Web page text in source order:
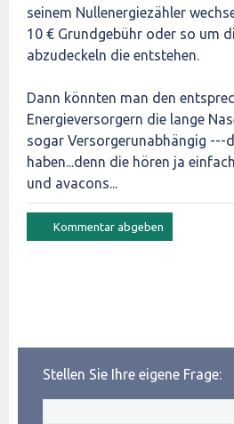
seinem Nullenergiezähler
10 € Grundgebühr oder so um
abzudeckeln die entstehen.
Dann könnten man den
Energieversorgern die lange
sogar Versorgerunabhängig ---
haben...denn die hören ja
und avacons...
Stellen Sie Ihre eigene Frage: